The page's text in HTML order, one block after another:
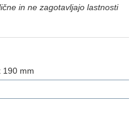
in ne zagotavljajo lastnosti
190 mm